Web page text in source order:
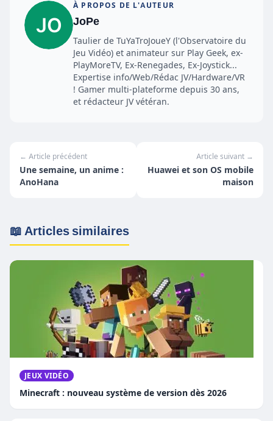
À PROPOS DE L'AUTEUR
JoPe
Taulier de TuYaTroJoueY (l'Observatoire du
Jeu Vidéo) et animateur sur Play Geek, ex-
PlayMoreTV, Ex-Renegades, Ex-Joystick...
Expertise info/Web/Rédac JV/Hardware/VR
! Gamer multi-plateforme depuis 30 ans,
et rédacteur JV vétéran.
← Article précédent
Une semaine, un anime :
AnoHana
Article suivant →
Huawei et son OS mobile
maison
📖 Articles similaires
JEUX VIDÉO
Minecraft : nouveau système de version dès 2026